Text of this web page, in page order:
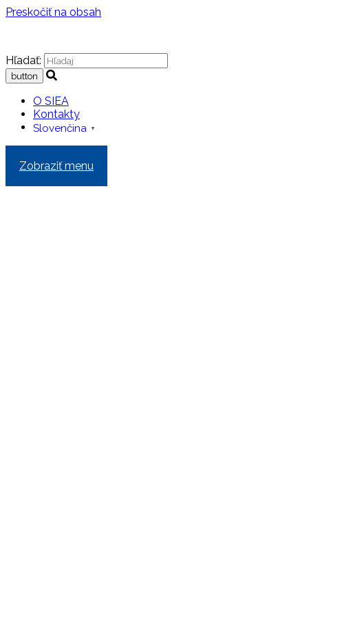
Preskočiť na obsah
Hľadať:
O SIEA
Kontakty
Slovenčina ▼
Zobraziť menu